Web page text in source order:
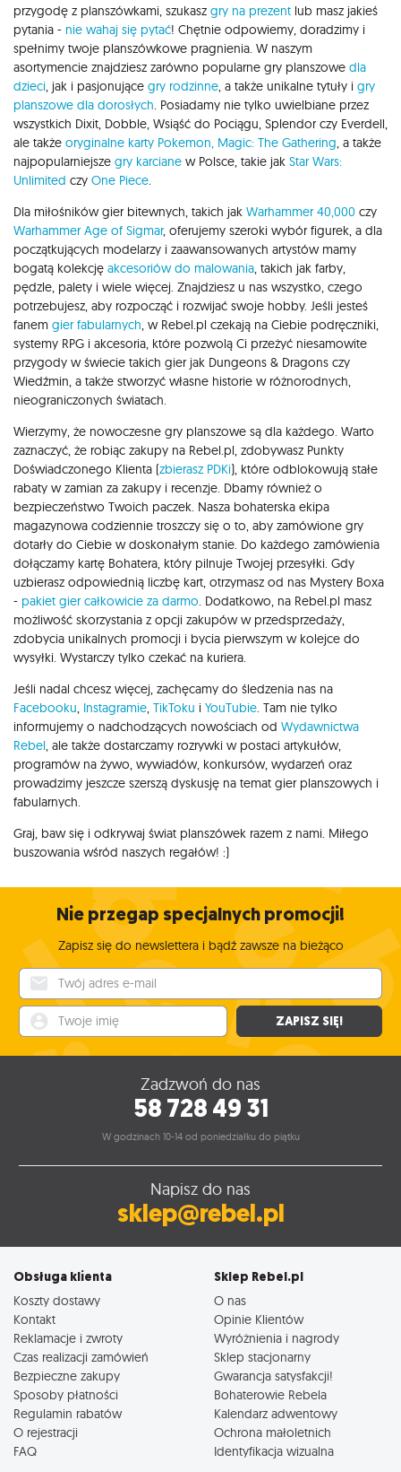
przygodę z planszówkami, szukasz gry na prezent lub masz jakieś
pytania - nie wahaj się pytać! Chętnie odpowiemy, doradzimy i
spełnimy twoje planszówkowe pragnienia. W naszym
asortymencie znajdziesz zarówno popularne gry planszowe dla
dzieci , jak i pasjonujące gry rodzinne , a także unikalne tytuły i gry
planszowe dla dorosłych . Posiadamy nie tylko uwielbiane przez
wszystkich Dixit, Dobble, Wsiąść do Pociągu, Splendor czy Everdell,
ale także oryginalne karty Pokemon, Magic: The Gathering , a także
najpopularniejsze gry karciane w Polsce, takie jak Star Wars:
Unlimited czy One Piece
Dla miłośników gier bitewnych, takich jak Warhammer 40,000 czy
Warhammer Age of Sigmar, oferujemy szeroki wybór figurek, a dla
początkujących modelarzy i zaawansowanych artystów mamy
bogatą kolekcję akcesoriów do malowania , takich jak farby,
pędzle, palety i wiele więcej. Znajdziesz u nas wszystko, czego
potrzebujesz, aby rozpocząć i rozwijać swoje hobby. Jeśli jesteś
fanem gier fabularnych , w Rebel.pl czekają na Ciebie podręczniki,
systemy RPG i akcesoria, które pozwolą Ci przeżyć niesamowite
przygody w świecie takich gier jak Dungeons & Dragons czy
Wiedźmin, a także stworzyć własne historie w różnorodnych,
nieograniczonych światach.
Wierzymy, że nowoczesne gry planszowe są dla każdego. Warto
zaznaczyć, że robiąc zakupy na Rebel.pl, zdobywasz Punkty
Doświadczonego Klienta (zbierasz PDKi), które odblokowują stałe
rabaty w zamian za zakupy i recenzje. Dbamy również o
bezpieczeństwo Twoich paczek. Nasza bohaterska ekipa
magazynowa codziennie troszczy się o to, aby zamówione gry
dotarły do Ciebie w doskonałym stanie. Do każdego zamówienia
dołączamy kartę Bohatera, który pilnuje Twojej przesyłki. Gdy
uzbierasz odpowiednią liczbę kart, otrzymasz od nas Mystery Boxa
- pakiet gier całkowicie za darmo . Dodatkowo, na Rebel.pl masz
możliwość skorzystania z opcji zakupów w przedsprzedaży,
zdobycia unikalnych promocji i bycia pierwszym w kolejce do
wysyłki. Wystarczy tylko czekać na kuriera.
Jeśli nadal chcesz więcej, zachęcamy do śledzenia nas na
Facebooku Instagramie TikToku i YouTubie . Tam nie tylko
informujemy o nadchodzących nowościach od Wydawnictwa
Rebel , ale także dostarczamy rozrywki w postaci artykułów,
programów na żywo, wywiadów, konkursów, wydarzeń oraz
prowadzimy jeszcze szerszą dyskusję na temat gier planszowych i
fabularnych.
Graj, baw się i odkrywaj świat planszówek razem z nami. Miłego
buszowania wśród naszych regałów! :)
Nie przegap specjalnych promocji!
Zapisz się do newslettera i bądź zawsze na bieżąco
ZAPISZ SIĘ!
Zadzwoń do nas
58 728 49 31
W godzinach 10-14 od poniedziałku do piątku
Napisz do nas
sklep@rebel.pl
Obsługa klienta
Koszty dostawy
Kontakt
Reklamacje i zwroty
Czas realizacji zamówień
Bezpieczne zakupy
Sposoby płatności
Regulamin rabatów
O rejestracji
FAQ
Sklep Rebel.pl
O nas
Opinie Klientów
Wyróżnienia i nagrody
Sklep stacjonarny
Gwarancja satysfakcji!
Bohaterowie Rebela
Kalendarz adwentowy
Ochrona małoletnich
Identyfikacja wizualna